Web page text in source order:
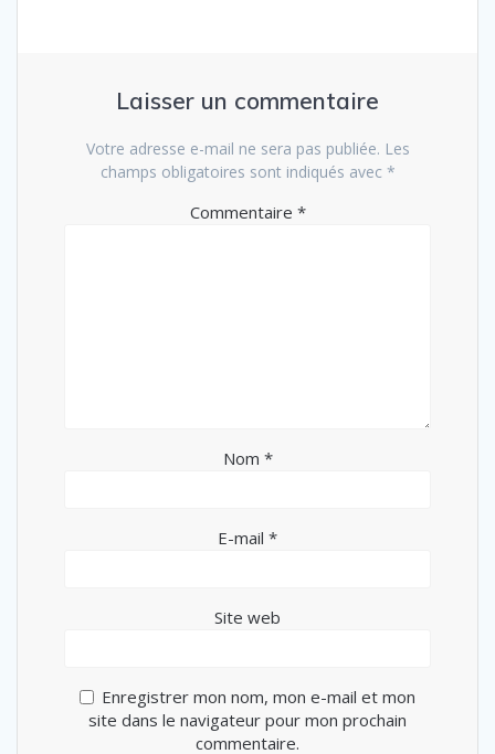
Laisser un commentaire
Votre adresse e-mail ne sera pas publiée. Les
champs obligatoires sont indiqués avec *
Commentaire *
Nom *
E-mail *
Site web
Enregistrer mon nom, mon e-mail et mon
site dans le navigateur pour mon prochain
commentaire.